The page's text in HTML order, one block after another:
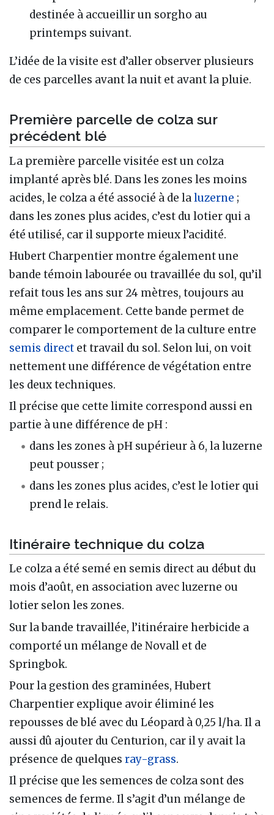
destinée à accueillir un sorgho au
printemps suivant.
L’idée de la visite est d’aller observer plusieurs
de ces parcelles avant la nuit et avant la pluie.
Première parcelle de colza sur
précédent blé
La première parcelle visitée est un colza
implanté après blé. Dans les zones les moins
acides, le colza a été associé à de laluzerne ;
dans les zones plus acides, c’est du lotier qui a
été utilisé, car il supporte mieux l’acidité.
Hubert Charpentier montre également une
bande témoin labourée ou travaillée du sol, qu’il
refait tous les ans sur 24 mètres, toujours au
même emplacement. Cette bande permet de
comparer le comportement de la culture entre
semis direct et travail du sol. Selon lui, on voit
nettement une différence de végétation entre
les deux techniques.
Il précise que cette limite correspond aussi en
partie à une différence de pH :
dans les zones à pH supérieur à 6, la luzerne
peut pousser ;
dans les zones plus acides, c’est le lotier qui
prend le relais.
Itinéraire technique du colza
Le colza a été semé en semis direct au début du
mois d’août, en association avec luzerne ou
lotier selon les zones.
Sur la bande travaillée, l’itinéraire herbicide a
comporté un mélange de Novall et de
Springbok.
Pour la gestion des graminées, Hubert
Charpentier explique avoir éliminé les
repousses de blé avec du Léopard à 0,25 l/ha. Il a
aussi dû ajouter du Centurion, car il y avait la
présence de quelques ray-grass.
Il précise que les semences de colza sont des
semences de ferme. Il s’agit d’un mélange de